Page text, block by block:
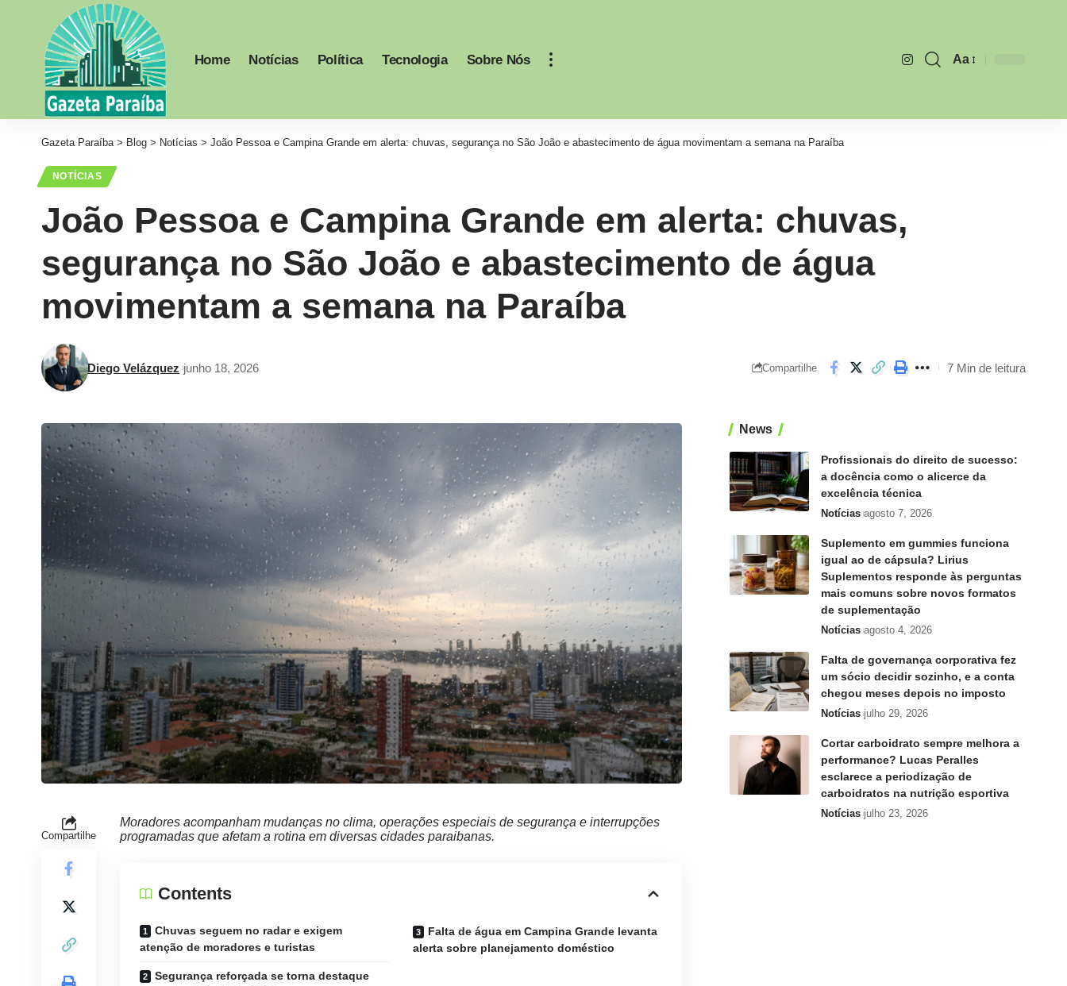
Home Notícias Política Tecnologia Sobre Nós
Font
Aa
Gazeta Paraíba> Blog > Notícias > João Pessoa e Campina Grande em alerta: chuvas, segurança no São João e abastecimento de água movimentam a semana na Paraíba
NOTÍCIAS
João Pessoa e Campina Grande em alerta: chuvas,
segurança no São João e abastecimento de água
movimentam a semana na Paraíba
Diego Velázquez junho 18, 2026 Compartilhe 7 Min de leitura
Compartilhe
Moradores acompanham mudanças no clima, operações especiais de segurança e interrupções
programadas que afetam a rotina em diversas cidades paraibanas.
Contents
Chuvas seguem no radar e exigem
atenção de moradores e turistas
Segurança reforçada se torna destaque
Falta de água em Campina Grande levanta
alerta sobre planejamento doméstico
News
Profissionais do direito de sucesso:
a docência como o alicerce da
excelência técnica
Notícias agosto 7, 2026
Suplemento em gummies funciona
igual ao de cápsula? Lirius
Suplementos responde às perguntas
mais comuns sobre novos formatos
de suplementação
Notícias agosto 4, 2026
Falta de governança corporativa fez
um sócio decidir sozinho, e a conta
chegou meses depois no imposto
Notícias julho 29, 2026
Cortar carboidrato sempre melhora a
performance? Lucas Peralles
esclarece a periodização de
carboidratos na nutrição esportiva
Notícias julho 23, 2026